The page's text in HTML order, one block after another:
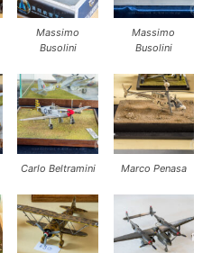
Massimo
Busolini
Massimo
Busolini
Carlo Beltramini Marco Penasa